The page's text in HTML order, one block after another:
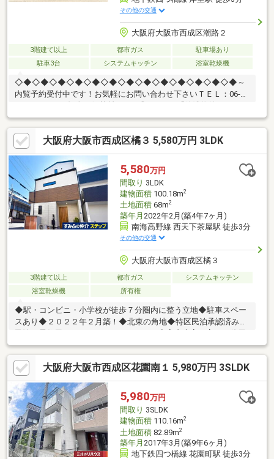
その他の交通
大阪府大阪市西成区潮路２
3階建て以上 都市ガス
駐車場あり
駐車3台
システムキッチン 浴室乾燥機
◇◆◇◆◇◆◇◆◇◆◇◆◇◆◇◆◇◆◇◆◇◆◇◆◇◆～
内覧予約受付中です！お気軽にお問い合わせ下さいＴＥＬ：06-
年10月建築の築浅物件室内大変綺麗にお使いです。◎Point2
「南東角地」 リビング、全居室に明るい日差しが差し込みます♪
また通風も良好です♪◎Point3 「インナーガレージ」 大切なお
車を雨に濡らさず駐車できます。 お車の無いご家庭は駐輪スペ
ースとしてお使いください♪◎Point4 「嬉しい設備が充実」 食
洗器・ミストサウナ・浴室乾燥機、充実の設備で豊かな生活を。
大阪府大阪市西成区橘３ 5,580万円 3LDK
5,580万円
間取り 3LDK
建物面積100.18m2
土地面積68m2
築年月 2022年2月(築4年7ヶ月)
南海高野線 西天下茶屋駅 徒歩3分
その他の交通
大阪府大阪市西成区橘３
3階建て以上 都市ガス
システムキッチン
浴室乾燥機
所有権
◆駅・コンビニ・小学校が徒歩７分圏内に整う立地◆駐車スペー
スあり◆２０２２年２月築！◆北東の角地◆特区民泊承認済み。
民泊・居住用としていかがでしょうか。◆室内大変丁寧にご使用
です。是非、ご内覧くださいませ。
大阪府大阪市西成区花園南１ 5,980万円 3SLDK
5,980万円
間取り 3SLDK
建物面積110.16m2
土地面積82.89m2
築年月 2017年3月(築9年6ヶ月)
地下鉄四つ橋線 花園町駅 徒歩3分